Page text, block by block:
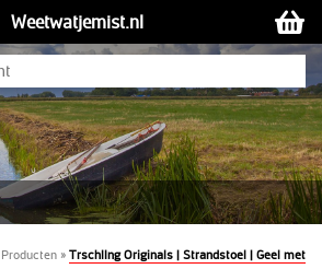
Weetwatjemist.nl
Producten » Trschllng Originals | Strandstoel | Geel met